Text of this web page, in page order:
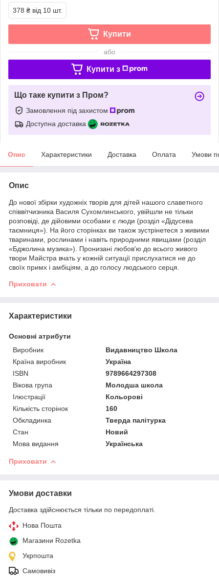
378 ₴ від 10 шт.
Купити
або
Купити з
Що таке купити з Пром?
Замовлення під захистом
Доступна доставка
Опис Характеристики Доставка Оплата Умови
Опис
До нової збірки художніх творів для дітей нашого славетного
співвітчизника Василя Сухомлинського, увійшли не тільки
розповіді, де дійовими особами є люди (розділ «Дідусева
таємниця»). На його сторінках ви також зустрінетеся з живими
тваринами, рослинами і навіть природними явищами (розділ
«Бджолина музика»). Пронизані любов'ю до всього живого
твори Майстра вчать у кожній ситуації прислухатися не до
своїх примх і амбіціям, а до голосу людського серця.
Приховати
Характеристики
Основні атрибути
Виробник
Видавництво Школа
Країна виробник
Україна
ISBN
9789664297308
Вікова група
Молодша школа
Ілюстрації
Кольорові
Кількість сторінок
160
Обкладинка
Тверда палітурка
Стан
Новий
Мова видання
Українська
Приховати
Умови доставки
Доставка здійснюється тільки по передоплаті.
Нова Пошта
Магазини Rozetka
Укрпошта
Самовивіз